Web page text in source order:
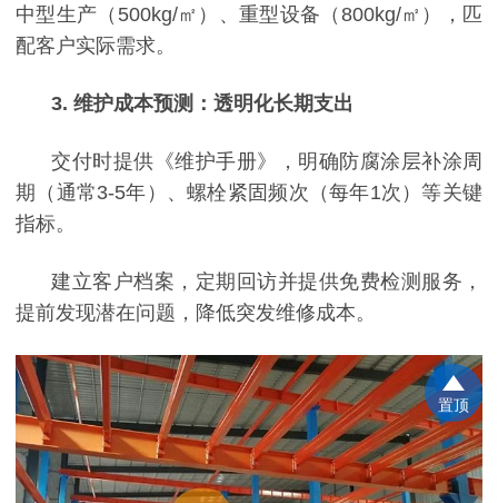
中型生产（500kg/㎡）、重型设备（800kg/㎡），匹
配客户实际需求。
3. 维护成本预测：透明化长期支出
交付时提供《维护手册》，明确防腐涂层补涂周
期（通常3-5年）、螺栓紧固频次（每年1次）等关键
指标。
建立客户档案，定期回访并提供免费检测服务，
提前发现潜在问题，降低突发维修成本。
置顶